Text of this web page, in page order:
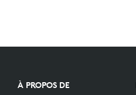
À PROPOS DE